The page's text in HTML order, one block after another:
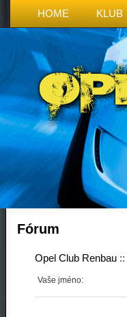
HOME KLUB
Fórum
Opel Club Renbau ::
Vaše jméno: